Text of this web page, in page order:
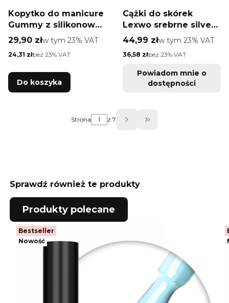
Kopytko do manicure
Gummy z silikonową
rękojeścią Staleks Pro
Uniq 10 TYPE 6
popychacz szeroki
zaokrąglony i czyścik
paznokci
Cena brutto
29,90 złw tym %s VAT
w tym 23% VAT
Cena netto
24,31 złbez 23% VAT
Do koszyka
Cążki do skórek
Lexwo srebrne silver
123-4m
Cena brutto
44,99 złw tym %s VAT
w tym 23% VAT
Cena netto
36,58 złbez 23% VAT
Powiadom mnie o
dostępności
Strona z 7 Przejdź do
Sprawdź również te produkty
Produkty polecane
Bestseller
Nowość